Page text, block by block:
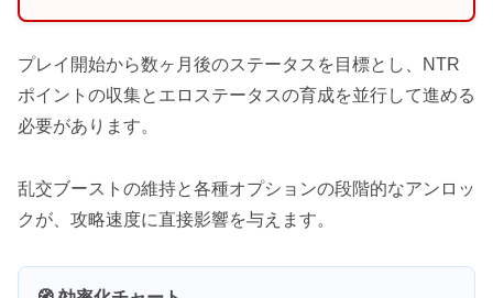
プレイ開始から数ヶ月後のステータスを目標とし、NTR
ポイントの収集とエロステータスの育成を並行して進める
必要があります。
乱交ブーストの維持と各種オプションの段階的なアンロッ
クが、攻略速度に直接影響を与えます。